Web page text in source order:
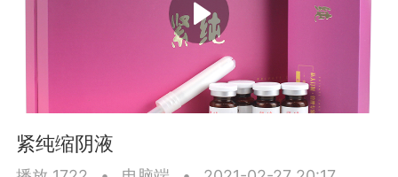
紧纯缩阴液